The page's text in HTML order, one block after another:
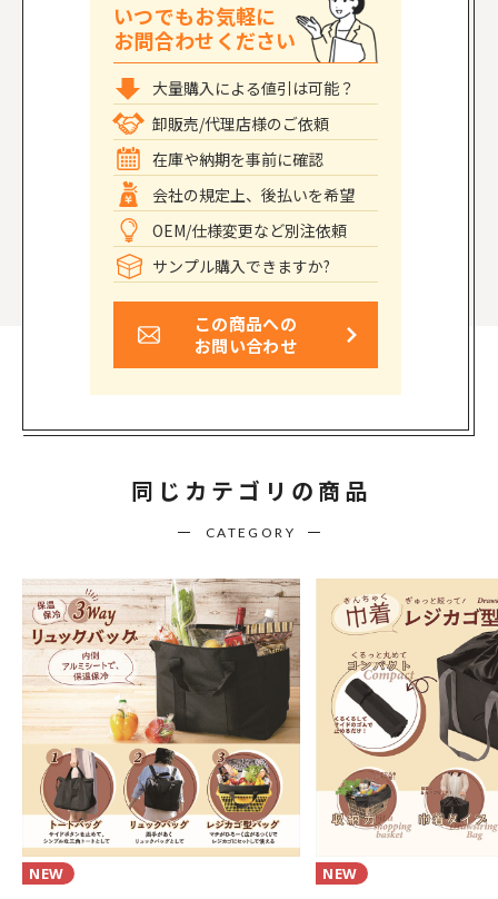
いつでもお気軽に
お問合わせください
大量購入による値引は可能？
卸販売/代理店様のご依頼
在庫や納期を事前に確認
会社の規定上、後払いを希望
OEM/仕様変更など別注依頼
サンプル購入できますか?
この商品への
お問い合わせ
同じカテゴリの商品
CATEGORY
NEW NEW